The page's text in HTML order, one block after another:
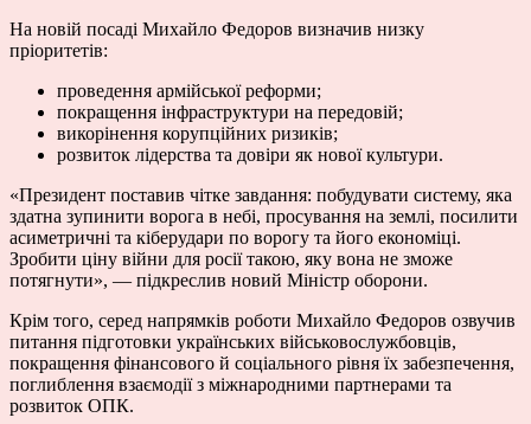
На новій посаді Михайло Федоров визначив низку
пріоритетів:
проведення армійської реформи;
покращення інфраструктури на передовій;
викорінення корупційних ризиків;
розвиток лідерства та довіри як нової культури.
«Президент поставив чітке завдання: побудувати систему, яка
здатна зупинити ворога в небі, просування на землі, посилити
асиметричні та кіберудари по ворогу та його економіці.
Зробити ціну війни для росії такою, яку вона не зможе
потягнути», — підкреслив новий Міністр оборони.
Крім того, серед напрямків роботи Михайло Федоров озвучив
питання підготовки українських військовослужбовців,
покращення фінансового й соціального рівня їх забезпечення,
поглиблення взаємодії з міжнародними партнерами та
розвиток ОПК.